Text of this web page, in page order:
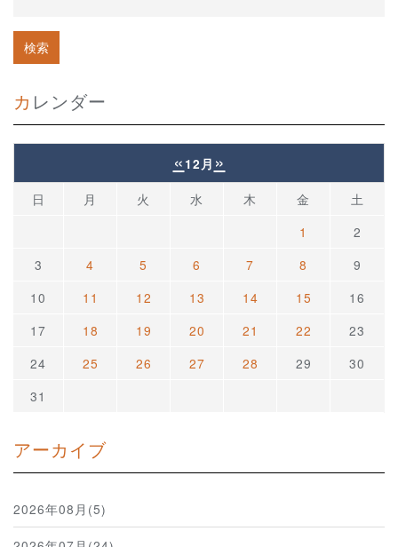
カレンダー
« 12月 »
日 月 火 水 木 金
土
1
2
3
4 5 6 7 8
9
10
11 12 13 14 15
16
17
18 19 20 21 22
23
24
25 26 27 28 29
30
31
アーカイブ
2026年08月(5)